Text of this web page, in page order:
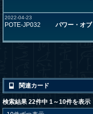
2022-04-23
POTE-JP032 パワー・オ
関連カード
検索結果 22件中 1～10件を表示